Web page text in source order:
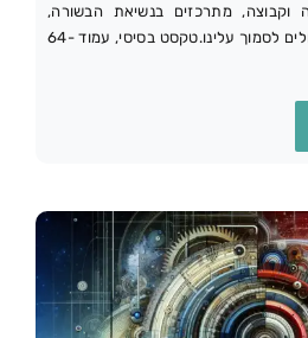
וקבוצה, מתרכזים בנשיאת הבשורה,
מבטיחה עקביות. מכורים יכולים לסמוך עלינו.טקסט בסיסי, עמוד 64-